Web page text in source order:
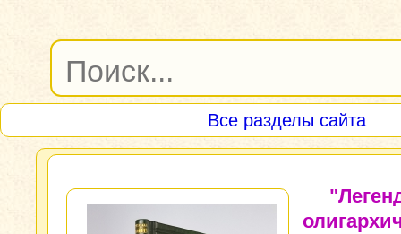
Все разделы сайта